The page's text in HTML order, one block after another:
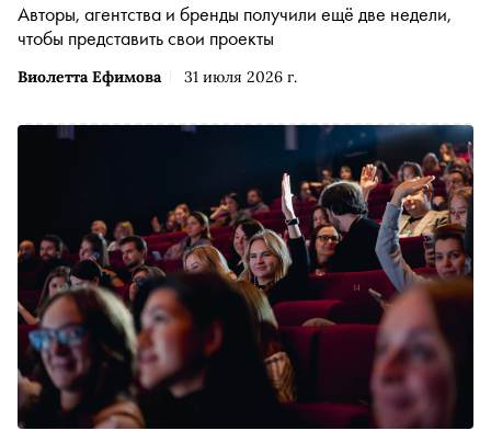
Виолетта Ефимова 31 июля 2026 г.
Авторы, агентства и бренды получили ещё две недели,
чтобы представить свои проекты